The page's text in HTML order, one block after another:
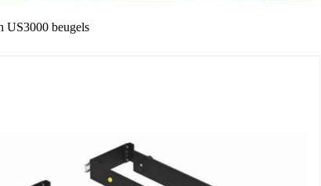
US3000 beugels